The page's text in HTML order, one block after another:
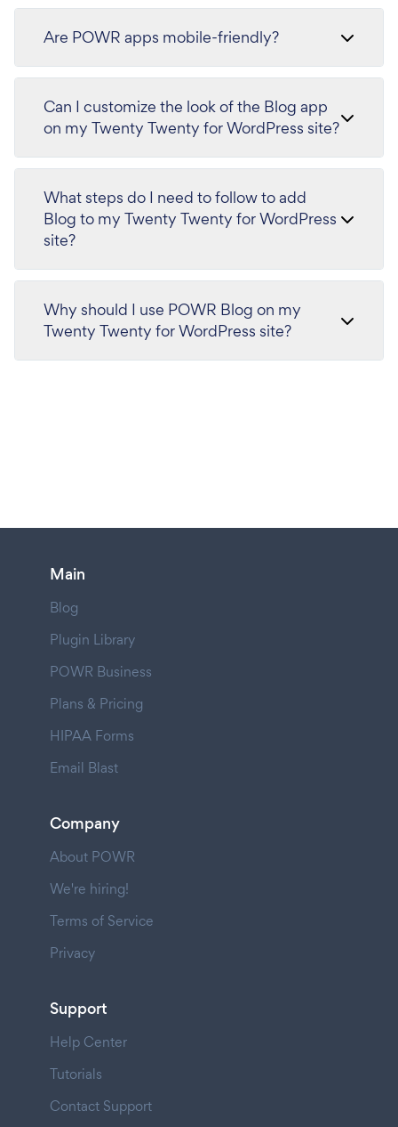
Are POWR apps mobile-friendly?
Can I customize the look of the Blog app
on my Twenty Twenty for WordPress site?
What steps do I need to follow to add
Blog to my Twenty Twenty for WordPress
site?
Why should I use POWR Blog on my
Twenty Twenty for WordPress site?
Main
Blog
Plugin Library
POWR Business
Plans & Pricing
HIPAA Forms
Email Blast
Company
About POWR
We're hiring!
Terms of Service
Privacy
Support
Help Center
Tutorials
Contact Support